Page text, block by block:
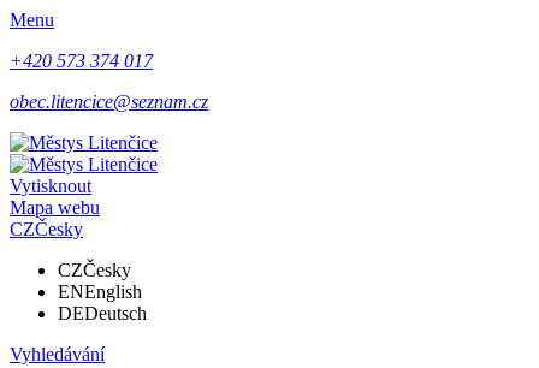
Menu
+420 573 374 017
obec.litencice@seznam.cz
Vytisknout
Mapa webu
CZČesky
CZČesky
ENEnglish
DEDeutsch
Vyhledávání